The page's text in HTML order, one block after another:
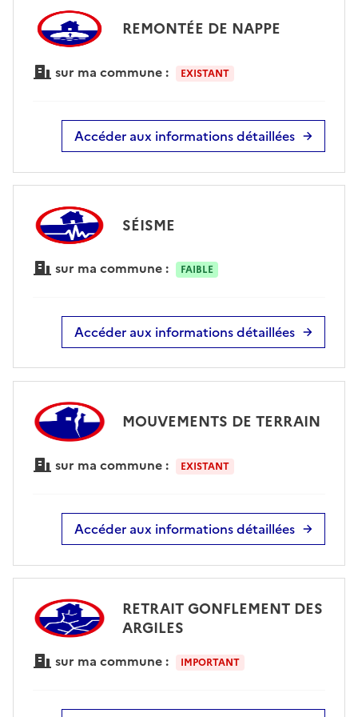
REMONTÉE DE NAPPE
sur ma commune : EXISTANT
Accéder aux informations détaillées
SÉISME
sur ma commune : FAIBLE
Accéder aux informations détaillées
MOUVEMENTS DE TERRAIN
sur ma commune : EXISTANT
Accéder aux informations détaillées
RETRAIT GONFLEMENT DES
ARGILES
sur ma commune : IMPORTANT